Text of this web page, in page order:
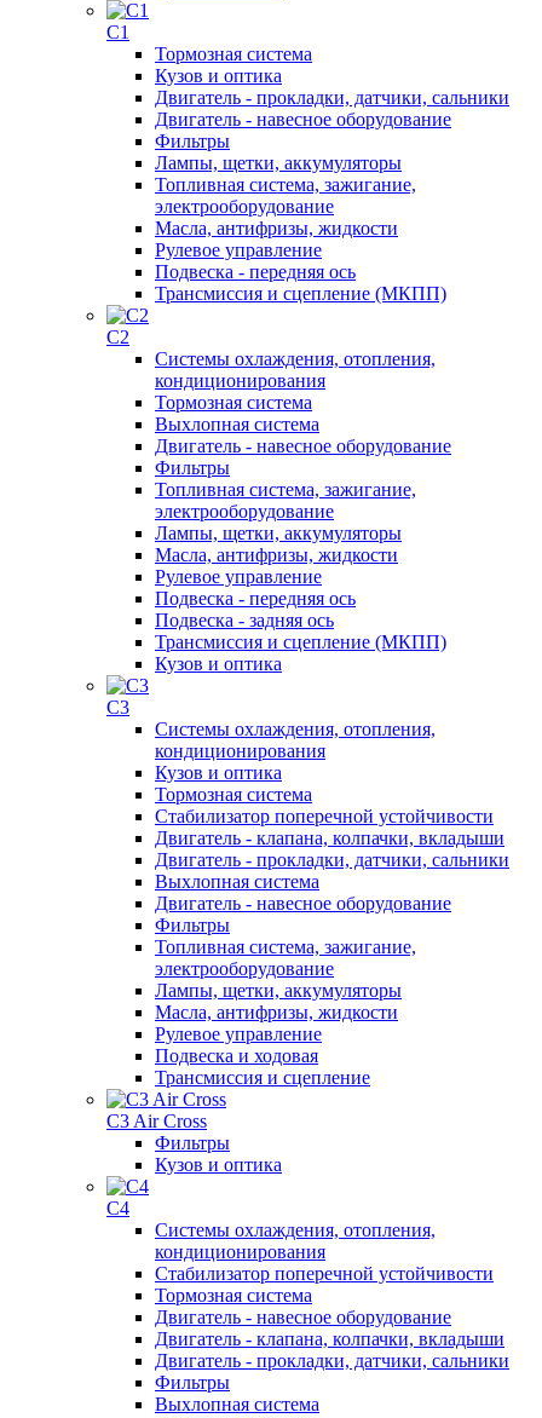
C1
Тормозная система
Кузов и оптика
Двигатель - прокладки, датчики, сальники
Двигатель - навесное оборудование
Фильтры
Лампы, щетки, аккумуляторы
Топливная система, зажигание,
электрооборудование
Масла, антифризы, жидкости
Рулевое управление
Подвеска - передняя ось
Трансмиссия и сцепление (МКПП)
C2
Системы охлаждения, отопления,
кондиционирования
Тормозная система
Выхлопная система
Двигатель - навесное оборудование
Фильтры
Топливная система, зажигание,
электрооборудование
Лампы, щетки, аккумуляторы
Масла, антифризы, жидкости
Рулевое управление
Подвеска - передняя ось
Подвеска - задняя ось
Трансмиссия и сцепление (МКПП)
Кузов и оптика
C3
Системы охлаждения, отопления,
кондиционирования
Кузов и оптика
Тормозная система
Стабилизатор поперечной устойчивости
Двигатель - клапана, колпачки, вкладыши
Двигатель - прокладки, датчики, сальники
Выхлопная система
Двигатель - навесное оборудование
Фильтры
Топливная система, зажигание,
электрооборудование
Лампы, щетки, аккумуляторы
Масла, антифризы, жидкости
Рулевое управление
Подвеска и ходовая
Трансмиссия и сцепление
C3 Air Cross
Фильтры
Кузов и оптика
C4
Системы охлаждения, отопления,
кондиционирования
Стабилизатор поперечной устойчивости
Тормозная система
Двигатель - навесное оборудование
Двигатель - клапана, колпачки, вкладыши
Двигатель - прокладки, датчики, сальники
Фильтры
Выхлопная система